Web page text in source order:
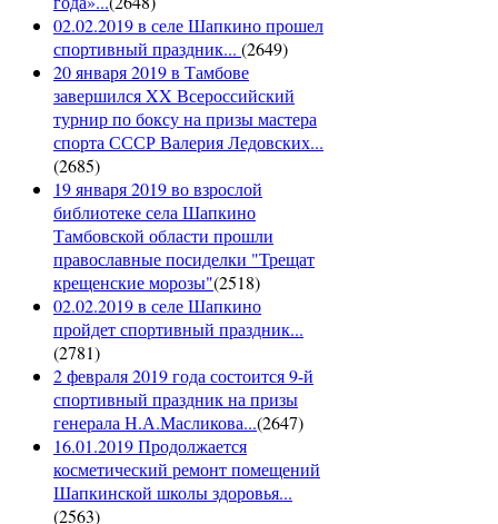
02.02.2019 в селе Шапкино прошел
спортивный праздник... (2649)
20 января 2019 в Тамбове
завершился XX Всероссийский
турнир по боксу на призы мастера
спорта СССР Валерия Ледовских...
(2685)
19 января 2019 во взрослой
библиотеке села Шапкино
Тамбовской области прошли
православные посиделки "Трещат
крещенские морозы"(2518)
02.02.2019 в селе Шапкино
пройдет спортивный праздник...
(2781)
2 февраля 2019 года состоится 9-й
спортивный праздник на призы
генерала Н.А.Масликова...(2647)
16.01.2019 Продолжается
косметический ремонт помещений
Шапкинской школы здоровья...
(2563)